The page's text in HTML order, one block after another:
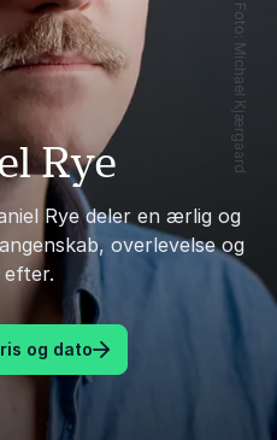
Rye
Rye deler en ærlig og
overlevelse og
efter.
og dato
Foto: Michael Kjærgaard